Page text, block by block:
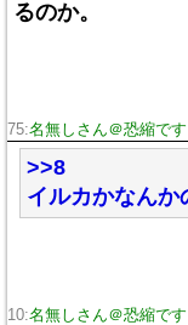
るのか。
75:名無しさん＠恐縮です
>>8
イルカかなんか
10:名無しさん＠恐縮です